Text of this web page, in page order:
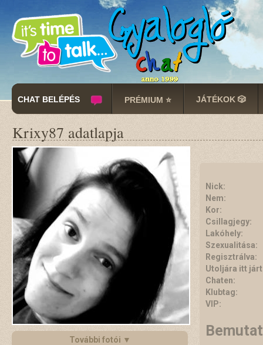
CHAT BELÉPÉS PRÉMIUM ⭐ JÁTÉKOK 🎲
Krixy87 adatlapja
További fotói ▼
Nick:
Nem:
Kor:
Csillagjegy:
Lakóhely:
Szexualitása:
Regisztrálva:
Utoljára itt
Chaten:
Klubtag:
VIP: